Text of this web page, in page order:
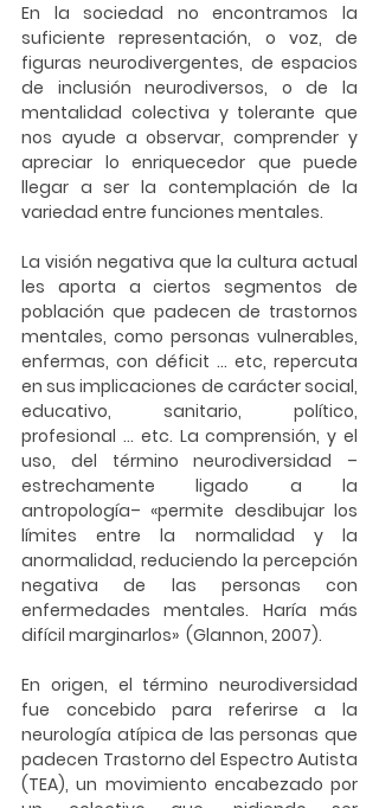
En la sociedad no encontramos la
suficiente representación, o voz, de
figuras neurodivergentes, de espacios
de inclusión neurodiversos, o de la
mentalidad colectiva y tolerante que
nos ayude a observar, comprender y
apreciar lo enriquecedor que puede
llegar a ser la contemplación de la
variedad entre funciones mentales.
La visión negativa que la cultura actual
les aporta a ciertos segmentos de
población que padecen de trastornos
mentales, como personas vulnerables,
enfermas, con déficit ... etc, repercuta
en sus implicaciones de carácter social,
educativo, sanitario, político,
profesional ... etc. La comprensión, y el
uso, del término neurodiversidad –
estrechamente ligado a la
antropología– «permite desdibujar los
límites entre la normalidad y la
anormalidad, reduciendo la percepción
negativa de las personas con
enfermedades mentales. Haría más
difícil marginarlos»  (Glannon, 2007).
En origen, el término neurodiversidad
fue concebido para referirse a la
neurología atípica de las personas que
padecen Trastorno del Espectro Autista
(TEA), un movimiento encabezado por